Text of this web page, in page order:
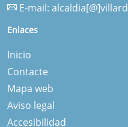
E-mail:
Enlaces
Inicio
Contacte
Mapa web
Aviso legal
Accesibilidad